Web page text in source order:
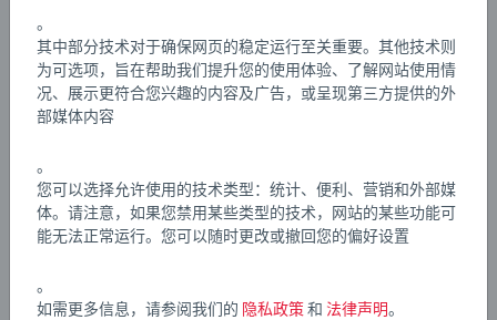
EAN:
Warning and manufacturer information
。
其中部分技术对于确保网页的稳定运行至关重要。其他技术则
为可选项，旨在帮助我们提升您的使用体验、了解网站使用情
况、展示更符合您兴趣的内容及广告，或呈现第三方提供的外
部媒体内容
。
您可以选择允许使用的技术类型：统计、便利、营销和外部媒
体。请注意，如果您禁用某些类型的技术，网站的某些功能可
能无法正常运行。您可以随时更改或撤回您的偏好设置
。
如需更多信息，请参阅我们的 隐私政策 和 法律声明。